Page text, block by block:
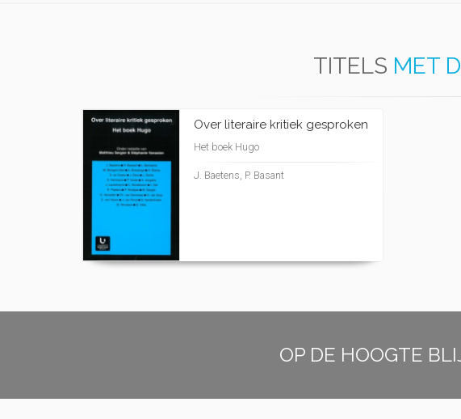
TITELS MET
Over literaire kritiek gesproken
Het boek Hugo
J. Baetens, P. Basant
OP DE HOOGTE